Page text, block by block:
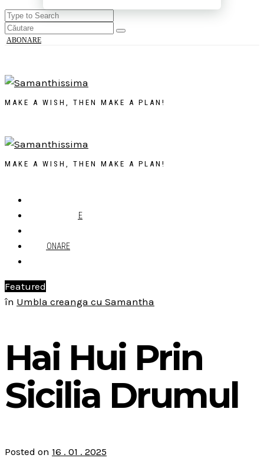
ABONARE
MAKE A WISH, THEN MAKE A PLAN!
MAKE A WISH, THEN MAKE A PLAN!
DESPRE MINE
ABONARE
Featured
în Umbla creanga cu Samantha
Hai Hui Prin
Sicilia Drumul
Posted on 16 . 01 . 2025